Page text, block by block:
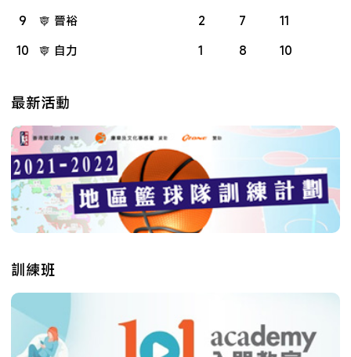
9
晉裕 2 7
11
10
自力 1 8 10
最新活動
訓練班